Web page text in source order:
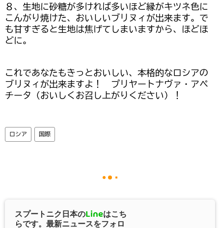
８、生地に砂糖が多ければ多いほど縁がキツネ色に
こんがり焼けた、おいしいブリヌィが出来ます。で
も甘すぎると生地は焦げてしまいますから、ほどほ
どに。
これであなたもきっとおいしい、本格的なロシアの
ブリヌィが出来ますよ！ プリヤートナヴァ・アペ
チータ（おいしくお召し上がりください）！
ロシア 国際
スプートニク日本のLineはこち
らです。最新ニュースをフォロ